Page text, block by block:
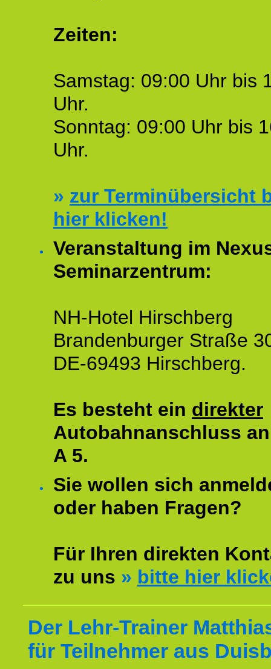
Zeiten:
Samstag: 09:00 Uhr bis
Uhr.
Sonntag: 09:00 Uhr bis
Uhr.
» zur Terminübersicht
hier klicken!
Veranstaltung im
Seminarzentrum:
NH-Hotel Hirschberg
Brandenburger Straße
DE-69493 Hirschberg.
Es besteht ein direkter
Autobahnanschluss
A 5.
Sie wollen sich
oder haben Fragen?
Für Ihren direkten
zu uns » bitte hier
Der Lehr-Trainer
für Teilnehmer aus